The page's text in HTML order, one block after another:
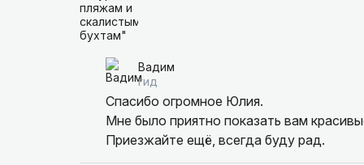
Вадим
гид
Спасибо огромное Юлия.
Мне было приятно показать вам
Приезжайте ещё, всегда буду рад.